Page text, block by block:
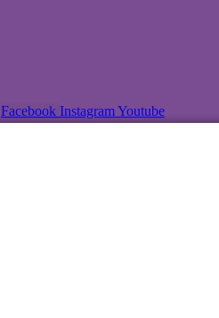
Facebook InstagramYoutube